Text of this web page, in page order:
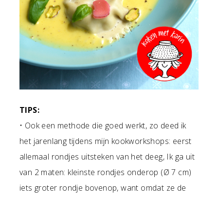
TIPS:
• Ook een methode die goed werkt, zo deed ik
het jarenlang tijdens mijn kookworkshops: eerst
allemaal rondjes uitsteken van het deeg, Ik ga uit
van 2 maten: kleinste rondjes onderop (Ø 7 cm)
iets groter rondje bovenop, want omdat ze de